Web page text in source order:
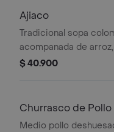
Ajiaco
Tradicional sopa
acompanada de
crema de leche y
$ 40.900
Churrasco de Pollo
Medio pollo